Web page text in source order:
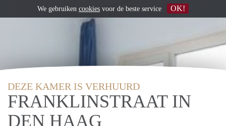
DEZE KAMER IS VERHUURD
FRANKLINSTRAAT IN
DEN HAAG
We gebruiken cookies voor de beste service OK!